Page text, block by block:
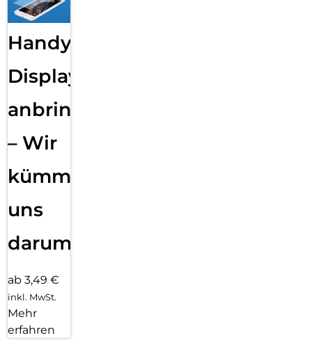
Handy
Displayfolie
anbringen
– Wir
kümmern
uns
darum!
ab 3,49 €
inkl. MwSt.
Mehr
erfahren